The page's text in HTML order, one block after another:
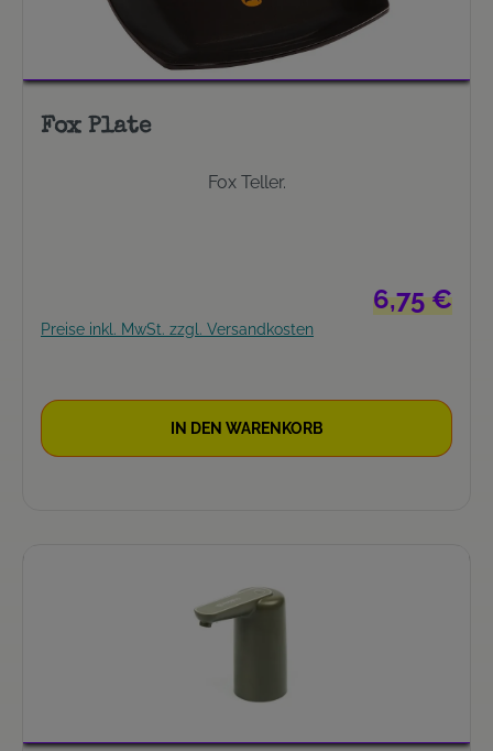
Fox Plate
Fox Teller.
Regulärer
6,75 €
Preise inkl. MwSt. zzgl. Versandkosten
IN DEN WARENKORB